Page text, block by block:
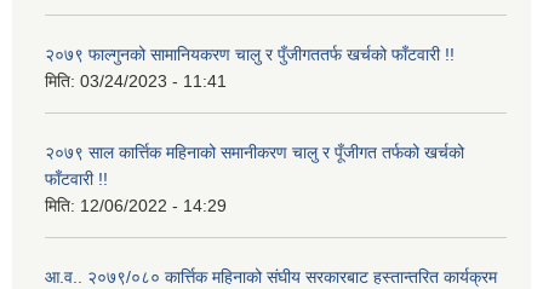
२०७९ फाल्गुनको सामानियकरण चालु र पुँजीगततर्फ खर्चको फाँटवारी !!
मिति: 03/24/2023 - 11:41
२०७९ साल कार्त्तिक महिनाको समानीकरण चालु र पूँजीगत तर्फको खर्चको
फाँटवारी !!
मिति: 12/06/2022 - 14:29
आ.व.. २०७९/०८० कार्त्तिक महिनाको संघीय सरकारबाट हस्तान्तरित कार्यक्रम